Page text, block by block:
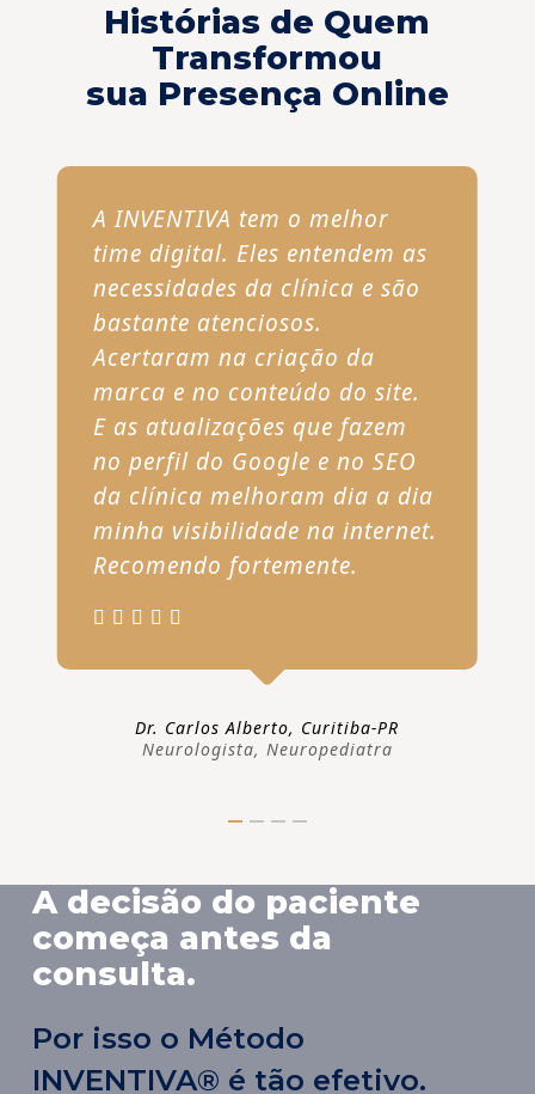
Histórias de Quem
Transformou
sua Presença Online
A INVENTIVA tem o melhor
time digital. Eles entendem as
necessidades da clínica e são
bastante atenciosos.
Acertaram na criação da
marca e no conteúdo do site.
E as atualizações que fazem
no perfil do Google e no SEO
da clínica melhoram dia a dia
minha visibilidade na internet.
Recomendo fortemente.
Dr. Carlos Alberto, Curitiba-PR
Neurologista, Neuropediatra
A decisão do paciente
começa antes da
consulta.
Por isso o Método
INVENTIVA® é tão efetivo.